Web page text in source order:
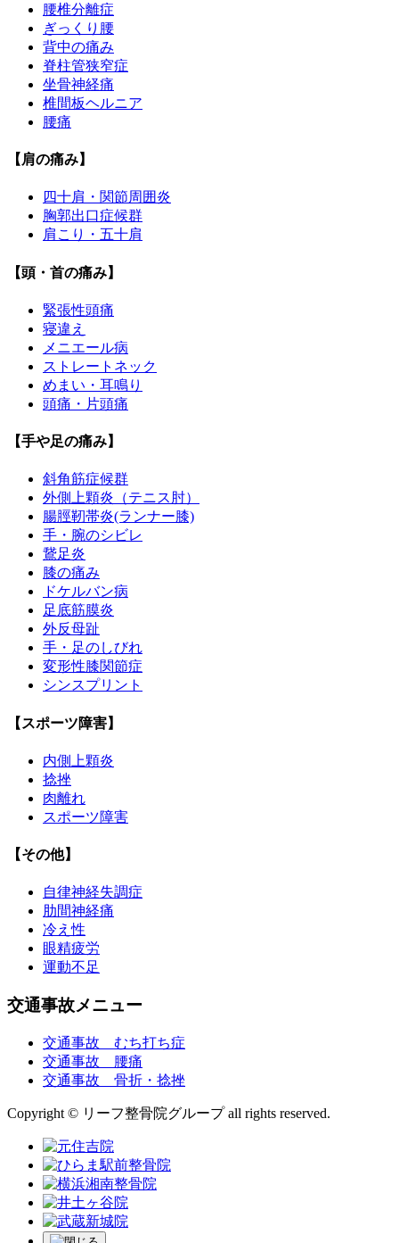
腰椎分離症
ぎっくり腰
背中の痛み
脊柱管狭窄症
坐骨神経痛
椎間板ヘルニア
腰痛
【肩の痛み】
四十肩・関節周囲炎
胸郭出口症候群
肩こり・五十肩
【頭・首の痛み】
緊張性頭痛
寝違え
メニエール病
ストレートネック
めまい・耳鳴り
頭痛・片頭痛
【手や足の痛み】
斜角筋症候群
外側上顆炎（テニス肘）
腸脛靭帯炎(ランナー膝)
手・腕のシビレ
鵞足炎
膝の痛み
ドケルバン病
足底筋膜炎
外反母趾
手・足のしびれ
変形性膝関節症
シンスプリント
【スポーツ障害】
内側上顆炎
捻挫
肉離れ
スポーツ障害
【その他】
自律神経失調症
肋間神経痛
冷え性
眼精疲労
運動不足
交通事故メニュー
交通事故 むち打ち症
交通事故 腰痛
交通事故 骨折・捻挫
Copyright © リーフ整骨院グループ all rights reserved.